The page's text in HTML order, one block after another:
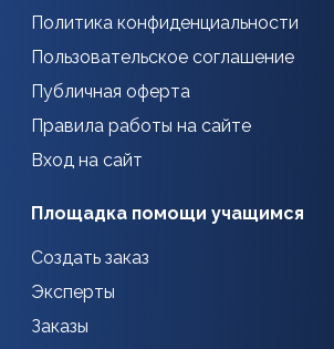
Политика конфиденциальности
Пользовательское соглашение
Публичная оферта
Правила работы на сайте
Вход на сайт
Площадка помощи учащимся
Создать заказ
Эксперты
Заказы